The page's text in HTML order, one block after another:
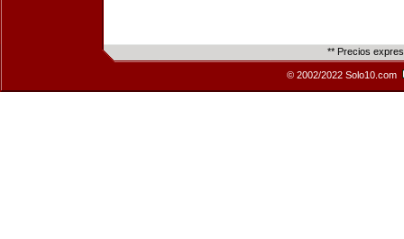
** Precios
© 2002/2022 Solo10.com